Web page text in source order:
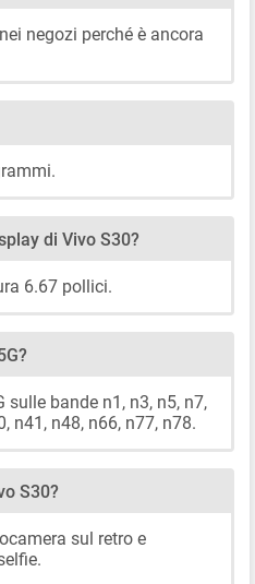
negozi perché è ancora
di Vivo S30?
6.67 pollici.
sulle bande n1, n3, n5, n7,
n41, n48, n66, n77, n78.
S30?
sul retro e